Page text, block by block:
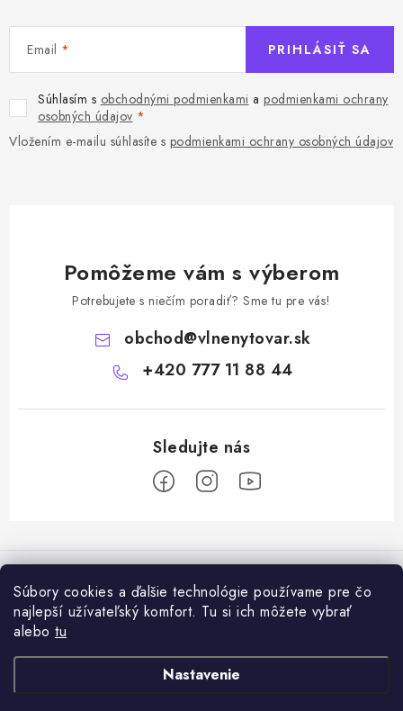
Súbory cookies a ďalšie technológie používame pre čo
najlepší užívateľský komfort. Tu si ich môžete vybrať
alebo tu
Nastavenie
Email
Súhlasím s obchodnými podmienkami a podmienkami ochrany
osobných údajov
Vložením e-mailu súhlasíte s podmienkami ochrany osobných údajov
PRIHLÁSIŤ SA
Pomôžeme vám s výberom
Potrebujete s niečím poradiť? Sme tu pre vás!
obchod@vlnenytovar.sk
+420 777 11 88 44
á
Ako správne používat mulčovaciu biotextiliu z ovčej vlny v praxi
Ovčia vlna v záhrade: prírodný mulč, ktorý zlepšuje pôdu a chráni
Informácie pre vás
Dodanie tovaru a ceny za doručenie
Hodnotenie obchodu
Prijímame online platby